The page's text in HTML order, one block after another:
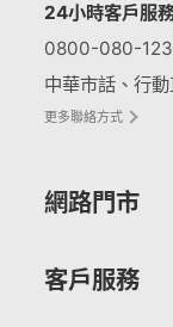
24小時客戶服
0800-080-
中華市話、行
更多聯絡方式
網路門市
客戶服務